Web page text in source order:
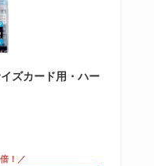
ズカード用・ハー
！／